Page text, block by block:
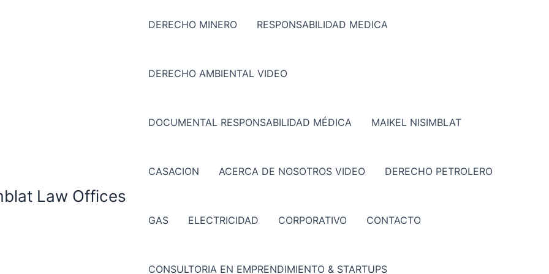
Law Offices
DERECHO MINERO RESPONSABILIDAD MEDICA
DERECHO AMBIENTAL VIDEO
DOCUMENTAL RESPONSABILIDAD MÉDICA MAIKEL NISIMBLAT
CASACION ACERCA DE NOSOTROS VIDEO DERECHO PETROLERO
GAS ELECTRICIDAD CORPORATIVO CONTACTO
CONSULTORIA EN EMPRENDIMIENTO & STARTUPS